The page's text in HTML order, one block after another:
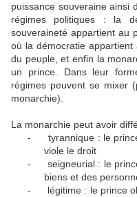
puissance souveraine ainsi
régimes politiques : la
souveraineté appartient au
où la démocratie
du peuple, et enfin la
un prince. Dans leur
régimes peuvent se mixer
monarchie).
La monarchie peut avoir
-
tyrannique : le
viole le droit
-
seigneurial : le
biens et des
-
légitime : le prince